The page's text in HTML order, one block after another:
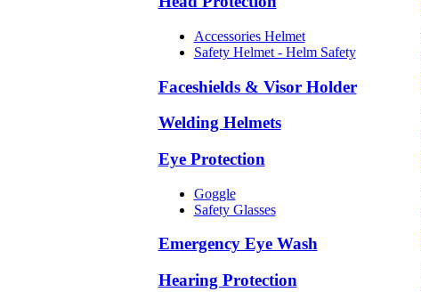
Accessories Helmet
Safety Helmet - Helm Safety
Faceshields & Visor Holder
Welding Helmets
Eye Protection
Goggle
Safety Glasses
Emergency Eye Wash
Hearing Protection